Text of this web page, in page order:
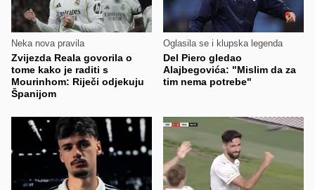
Neka nova pravila
Zvijezda Reala govorila o
tome kako je raditi s
Mourinhom: Riječi odjekuju
Španijom
Oglasila se i klupska legenda
Del Piero gledao
Alajbegovića: "Mislim da za
tim nema potrebe"